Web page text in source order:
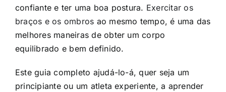
confiante e ter uma boa postura. Exercitar os
braços e os ombros ao mesmo tempo, é uma das
melhores maneiras de obter um corpo
equilibrado e bem definido.
Este guia completo ajudá-lo-á, quer seja um
principiante ou um atleta experiente, a aprender